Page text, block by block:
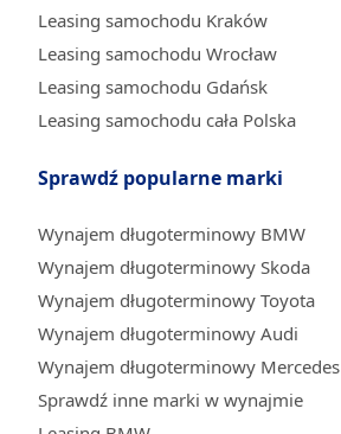
Leasing samochodu Kraków
Leasing samochodu Wrocław
Leasing samochodu Gdańsk
Leasing samochodu cała Polska
Sprawdź popularne marki
Wynajem długoterminowy BMW
Wynajem długoterminowy Skoda
Wynajem długoterminowy Toyota
Wynajem długoterminowy Audi
Wynajem długoterminowy Mercedes
Sprawdź inne marki w wynajmie